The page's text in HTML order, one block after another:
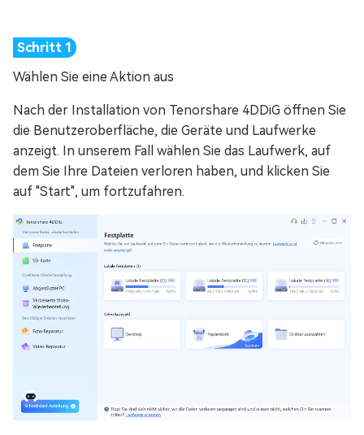
Wählen Sie eine Aktion aus
Nach der Installation von Tenorshare 4DDiG öffnen Sie
die Benutzeroberfläche, die Geräte und Laufwerke
anzeigt. In unserem Fall wählen Sie das Laufwerk, auf
dem Sie Ihre Dateien verloren haben, und klicken Sie
auf "Start", um fortzufahren.